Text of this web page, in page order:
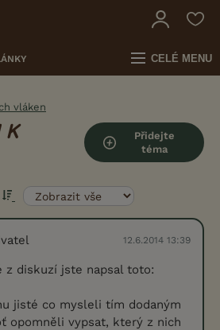
CELÉ MENU
vláken
K
Přidejte
téma
12.6.2014 13:39
z diskuzí jste napsal toto:
jisté co mysleli tím dodaným
opomněli vypsat, který z nich